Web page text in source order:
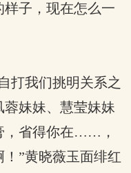
子，现在怎么一
打我们挑明关系之
蓉妹妹、慧莹妹妹
，省得你在……，
”黄晓薇玉面绯红